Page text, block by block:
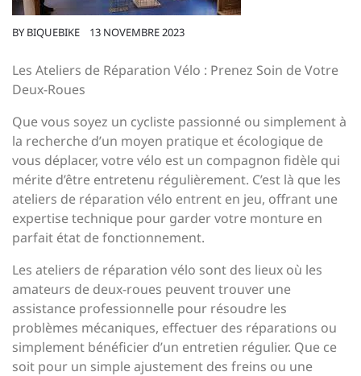
BY BIQUEBIKE 13 NOVEMBRE 2023
Les Ateliers de Réparation Vélo : Prenez Soin de Votre
Deux-Roues
Que vous soyez un cycliste passionné ou simplement à
la recherche d’un moyen pratique et écologique de
vous déplacer, votre vélo est un compagnon fidèle qui
mérite d’être entretenu régulièrement. C’est là que les
ateliers de réparation vélo entrent en jeu, offrant une
expertise technique pour garder votre monture en
parfait état de fonctionnement.
Les ateliers de réparation vélo sont des lieux où les
amateurs de deux-roues peuvent trouver une
assistance professionnelle pour résoudre les
problèmes mécaniques, effectuer des réparations ou
simplement bénéficier d’un entretien régulier. Que ce
soit pour un simple ajustement des freins ou une